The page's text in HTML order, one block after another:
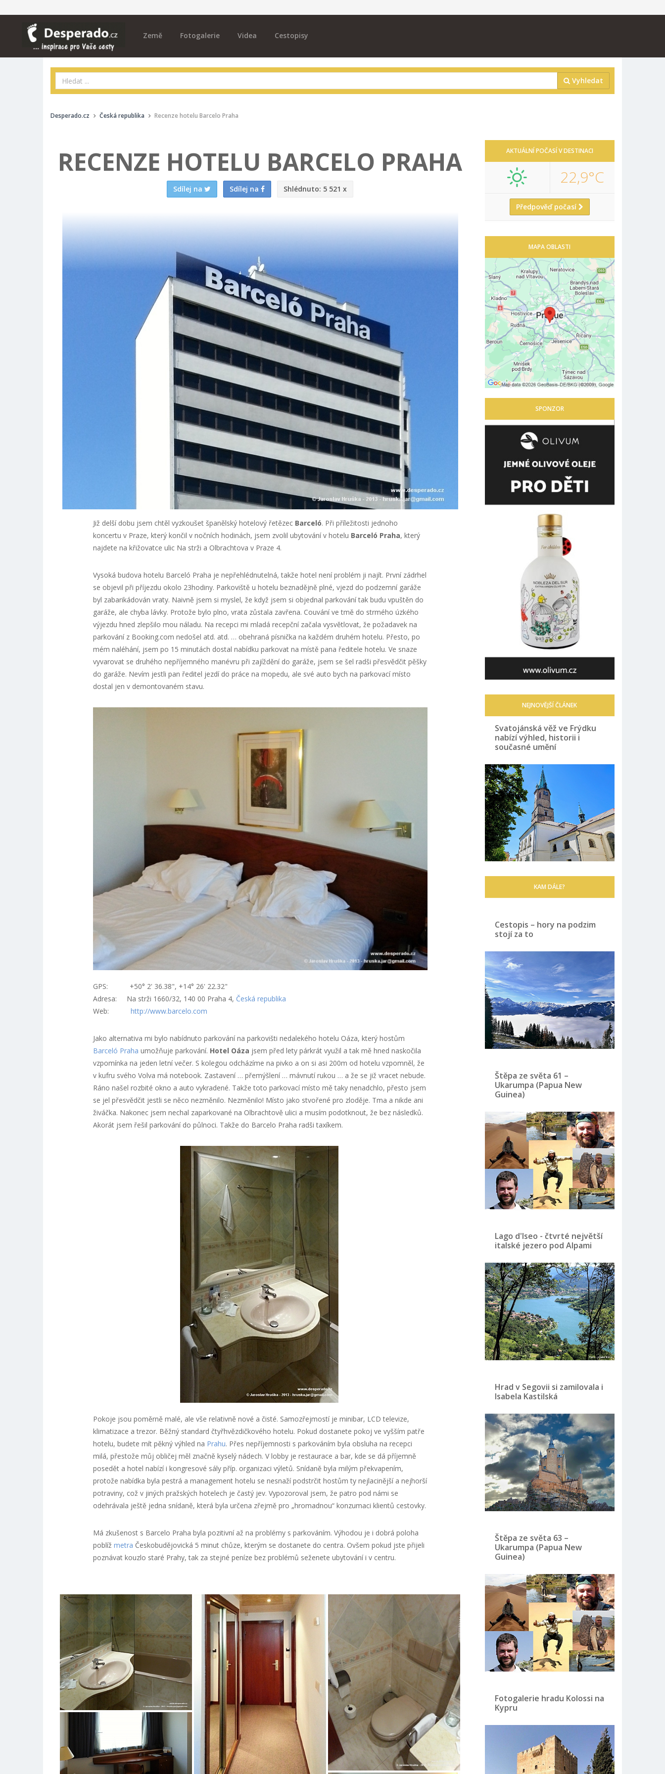
Země Fotogalerie Videa Cestopisy
Vyhledat
Desperado.cz Česká republika Recenze hotelu Barcelo Praha
RECENZE HOTELU BARCELO PRAHA
Sdílej na Sdílej na Shlédnuto: 5 521 x
Již delší dobu jsem chtěl vyzkoušet španělský hotelový řetězec Barceló. Při příležitosti jednoho
koncertu v Praze, který končil v nočních hodinách, jsem zvolil ubytování v hotelu Barceló Praha, který
najdete na křižovatce ulic Na strži a Olbrachtova v Praze 4.
Vysoká budova hotelu Barceló Praha je nepřehlédnutelná, takže hotel není problém ji najít. První zádrhel
se objevil při příjezdu okolo 23hodiny. Parkoviště u hotelu beznadějně plné, vjezd do podzemní garáže
byl zabarikádován vraty. Naivně jsem si myslel, že když jsem si objednal parkování tak budu vpuštěn do
garáže, ale chyba lávky. Protože bylo plno, vrata zůstala zavřena. Couvání ve tmě do strmého úzkého
výjezdu hned zlepšilo mou náladu. Na recepci mi mladá recepční začala vysvětlovat, že požadavek na
parkování z Booking.com nedošel atd. atd. … obehraná písnička na každém druhém hotelu. Přesto, po
mém naléhání, jsem po 15 minutách dostal nabídku parkovat na místě pana ředitele hotelu. Ve snaze
vyvarovat se druhého nepříjemného manévru při zajíždění do garáže, jsem se šel radši přesvědčit pěšky
do garáže. Nevím jestli pan ředitel jezdí do práce na mopedu, ale své auto bych na parkovací místo
dostal jen v demontovaném stavu.
GPS: +50° 2' 36.38", +14° 26' 22.32"
Adresa: Na strži 1660/32, 140 00 Praha 4, Česká republika
Web: http://www.barcelo.com
Jako alternativa mi bylo nabídnuto parkování na parkovišti nedalekého hotelu Oáza, který hostům
Barceló Praha umožňuje parkování. Hotel Oáza jsem před lety párkrát využil a tak mě hned naskočila
vzpomínka na jeden letní večer. S kolegou odcházíme na pivko a on si asi 200m od hotelu vzpomněl, že
v kufru svého Volva má notebook. Zastavení … přemýšlení … mávnutí rukou … a že se již vracet nebude.
Ráno našel rozbité okno a auto vykradené. Takže toto parkovací místo mě taky nenadchlo, přesto jsem
se jel přesvědčit jestli se něco nezměnilo. Nezměnilo! Místo jako stvořené pro zloděje. Tma a nikde ani
živáčka. Nakonec jsem nechal zaparkované na Olbrachtově ulici a musím podotknout, že bez následků.
Akorát jsem řešil parkování do půlnoci. Takže do Barcelo Praha radši taxíkem.
Pokoje jsou poměrně malé, ale vše relativně nové a čisté. Samozřejmostí je minibar, LCD televize,
klimatizace a trezor. Běžný standard čtyřhvězdičkového hotelu. Pokud dostanete pokoj ve vyšším patře
hotelu, budete mít pěkný výhled na Prahu. Přes nepříjemnosti s parkováním byla obsluha na recepci
milá, přestože můj obličej měl značně kyselý nádech. V lobby je restaurace a bar, kde se dá příjemně
posedět a hotel nabízí i kongresové sály příp. organizaci výletů. Snídaně byla milým překvapením,
protože nabídka byla pestrá a management hotelu se nesnaží podstrčit hostům ty nejlacinější a nejhorší
potraviny, což v jiných pražských hotelech je častý jev. Vypozoroval jsem, že patro pod námi se
odehrávala ještě jedna snídaně, která byla určena zřejmě pro „hromadnou“ konzumaci klientů cestovky.
Má zkušenost s Barcelo Praha byla pozitivní až na problémy s parkováním. Výhodou je i dobrá poloha
poblíž metra Českobudějovická 5 minut chůze, kterým se dostanete do centra. Ovšem pokud jste přijeli
poznávat kouzlo staré Prahy, tak za stejné peníze bez problémů seženete ubytování i v centru.
AKTUÁLNÍ POČASÍ V DESTINACI
22,9°C
Předpověď počasí
MAPA OBLASTI
SPONZOR
NEJNOVĚJŠÍ ČLÁNEK
Svatojánská věž ve Frýdku
nabízí výhled, historii i
současné umění
KAM DÁLE?
Cestopis – hory na podzim
stojí za to
Štěpa ze světa 61 –
Ukarumpa (Papua New
Guinea)
Lago d'Iseo - čtvrté největší
italské jezero pod Alpami
Hrad v Segovii si zamilovala i
Isabela Kastilská
Štěpa ze světa 63 –
Ukarumpa (Papua New
Guinea)
Fotogalerie hradu Kolossi na
Kypru